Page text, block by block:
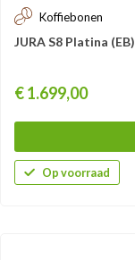
Koffiebonen
JURA S8 Platina (EB)
Prijs
€ 1.699,00
Op voorraad